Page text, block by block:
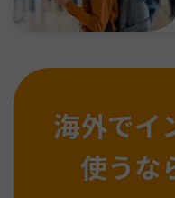
海外でイ
使うな